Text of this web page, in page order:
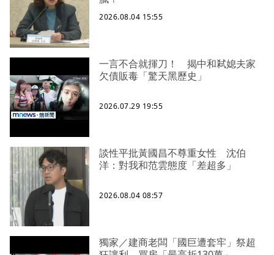
2026.08.04 15:55
一言不合就揮刀！ 揭中和弒媳夫家
欠債販毒「驚天黑歷史」
2026.07.29 19:55
談性平批黃國昌不尊重女性 沈伯
洋：對我和范雲態度「差超多」
2026.08.04 08:57
獨家／建商老闆「國巨遭套牢」祭超